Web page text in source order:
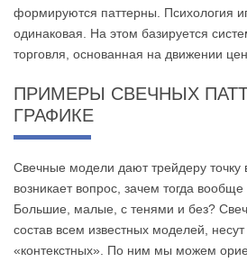
формируются паттерны. Психология
одинаковая. На этом базируется
торговля, основанная на движении
ПРИМЕРЫ СВЕЧНЫХ
ГРАФИКЕ
Свечные модели дают трейдеру точку
возникает вопрос, зачем тогда
Большие, малые, с тенями и без?
состав всем известных моделей,
«контекстных». По ним мы можем